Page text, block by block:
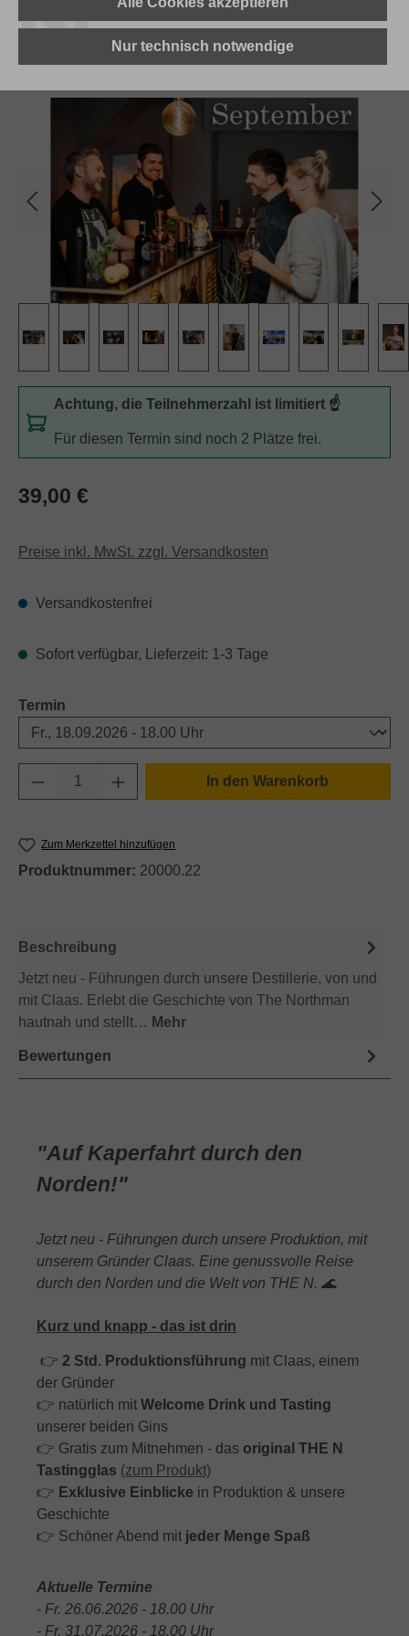
Bildergalerie überspringen
Achtung, die Teilnehmerzahl ist limitiert ☝️
Für diesen Termin sind noch 2 Plätze frei.
Regulärer Preis:
39,00 €
Preise inkl. MwSt. zzgl. Versandkosten
Versandkostenfrei
Sofort verfügbar, Lieferzeit: 1-3 Tage
Termin
Produkt Anzahl: Gib den gewünschten
In den Warenkorb
Zum Merkzettel hinzufügen
Produktnummer: 20000.22
Beschreibung
Jetzt neu - Führungen durch unsere Destillerie, von und
mit Claas. Erlebt die Geschichte von The Northman
hautnah und stellt… Mehr
Bewertungen
"Auf Kaperfahrt durch den
Norden!"
Jetzt neu - Führungen durch unsere Produktion, mit
unserem Gründer Claas. Eine genussvolle Reise
durch den Norden und die Welt von THE N. 🌊
Kurz und knapp - das ist drin
👉 2 Std. Produktionsführung mit Claas, einem
der Gründer
👉 natürlich mit Welcome Drink und Tasting
unserer beiden Gins
👉 Gratis zum Mitnehmen - das original THE N
Tastingglas (zum Produkt)
👉 Exklusive Einblicke in Produktion & unsere
Geschichte
👉 Schöner Abend mit jeder Menge Spaß
Aktuelle Termine
- Fr. 26.06.2026 - 18.00 Uhr
- Fr. 31.07.2026 - 18.00 Uhr
Nur technisch notwendige